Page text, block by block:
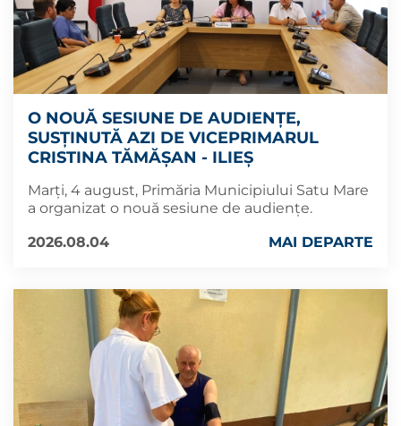
O NOUĂ SESIUNE DE AUDIENȚE,
SUSȚINUTĂ AZI DE VICEPRIMARUL
CRISTINA TĂMĂȘAN - ILIEȘ
Marți, 4 august, Primăria Municipiului Satu Mare
a organizat o nouă sesiune de audiențe.
2026.08.04
MAI DEPARTE